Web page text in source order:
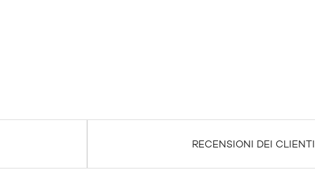
RECENSIONI DEI CLIENTI